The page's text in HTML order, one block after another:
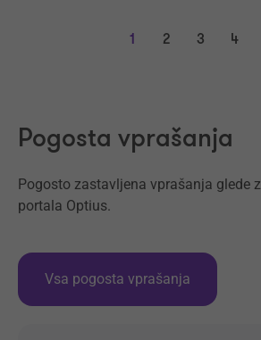
1 2 3
4
Pogosta vprašanja
Pogosto zastavljena vprašanja glede
portala Optius.
Vsa pogosta vprašanja